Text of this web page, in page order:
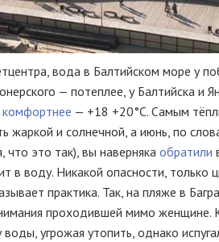
вода в Балтийском море у
— потеплее, у Балтийска и
комфортнее — +18 +20°С. Самым
жаркой и солнечной, а июнь, по
это так), вы наверняка обратили
в воду. Никакой опасности, только
практика. Так, на пляже в
проходившей мимо женщине.
угрожая утопить, однако